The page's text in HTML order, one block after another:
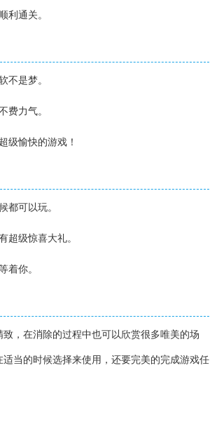
利通关。
不是梦。
费力气。
级愉快的游戏！
都可以玩。
超级惊喜大礼。
着你。
，在消除的过程中也可以欣赏很多唯美的场
当的时候选择来使用，还要完美的完成游戏任